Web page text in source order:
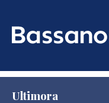
Ultimora